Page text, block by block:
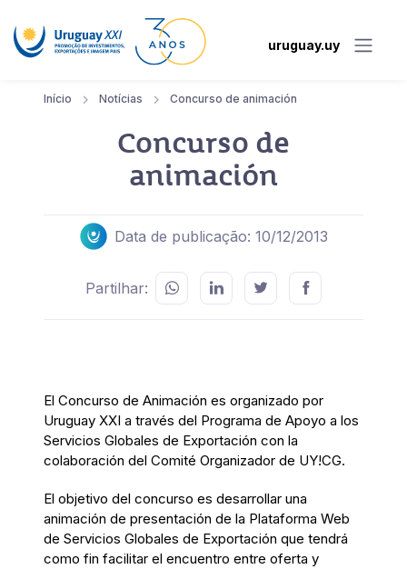
uruguay.uy
Início Notícias Concurso de animación
Concurso de
animación
Data de publicação: 10/12/2013
Partilhar:
El Concurso de Animación es organizado por
Uruguay XXI a través del Programa de Apoyo a los
Servicios Globales de Exportación con la
colaboración del Comité Organizador de UY!CG.
El objetivo del concurso es desarrollar una
animación de presentación de la Plataforma Web
de Servicios Globales de Exportación que tendrá
como fin facilitar el encuentro entre oferta y